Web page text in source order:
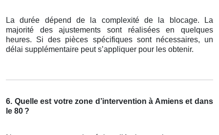
La durée dépend de la complexité de la blocage. La
majorité des ajustements sont réalisées en quelques
heures. Si des pièces spécifiques sont nécessaires, un
délai supplémentaire peut s’appliquer pour les obtenir.
6. Quelle est votre zone d’intervention à Amiens et dans
le 80 ?